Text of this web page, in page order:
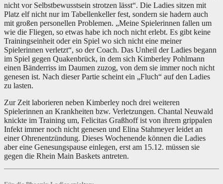
nicht vor Selbstbewusstsein strotzen lässt“. Die Ladies sitzen mit
Platz elf nicht nur im Tabellenkeller fest, sondern sie hadern auch
mit großen personellen Problemen. „Meine Spielerinnen fallen um
wie die Fliegen, so etwas habe ich noch nicht erlebt. Es gibt keine
Trainingseinheit oder ein Spiel wo sich nicht eine meiner
Spielerinnen verletzt“, so der Coach. Das Unheil der Ladies begann
im Spiel gegen Quakenbrück, in dem sich Kimberley Pohlmann
einen Bänderriss im Daumen zuzog, von dem sie immer noch nicht
genesen ist. Nach dieser Partie scheint ein „Fluch“ auf den Ladies
zu lasten.
Zur Zeit laborieren neben Kimberley noch drei weiteren
Spielerinnen an Krankheiten bzw. Verletzungen. Chantal Neuwald
knickte im Training um, Felicitas Graßhoff ist von ihrem grippalen
Infekt immer noch nicht genesen und Elina Stahmeyer leidet an
einer Ohrenentzündung. Dieses Wochenende können die Ladies
aber eine Genesungspause einlegen, erst am 15.12. müssen sie
gegen die Rhein Main Baskets antreten.